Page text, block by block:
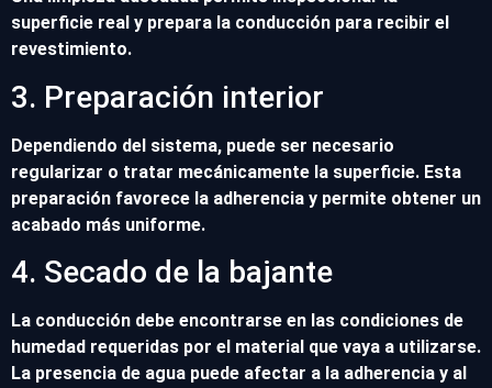
superficie real y prepara la conducción para recibir el
revestimiento.
3. Preparación interior
Dependiendo del sistema, puede ser necesario
regularizar o tratar mecánicamente la superficie. Esta
preparación favorece la adherencia y permite obtener un
acabado más uniforme.
4. Secado de la bajante
La conducción debe encontrarse en las condiciones de
humedad requeridas por el material que vaya a utilizarse.
La presencia de agua puede afectar a la adherencia y al